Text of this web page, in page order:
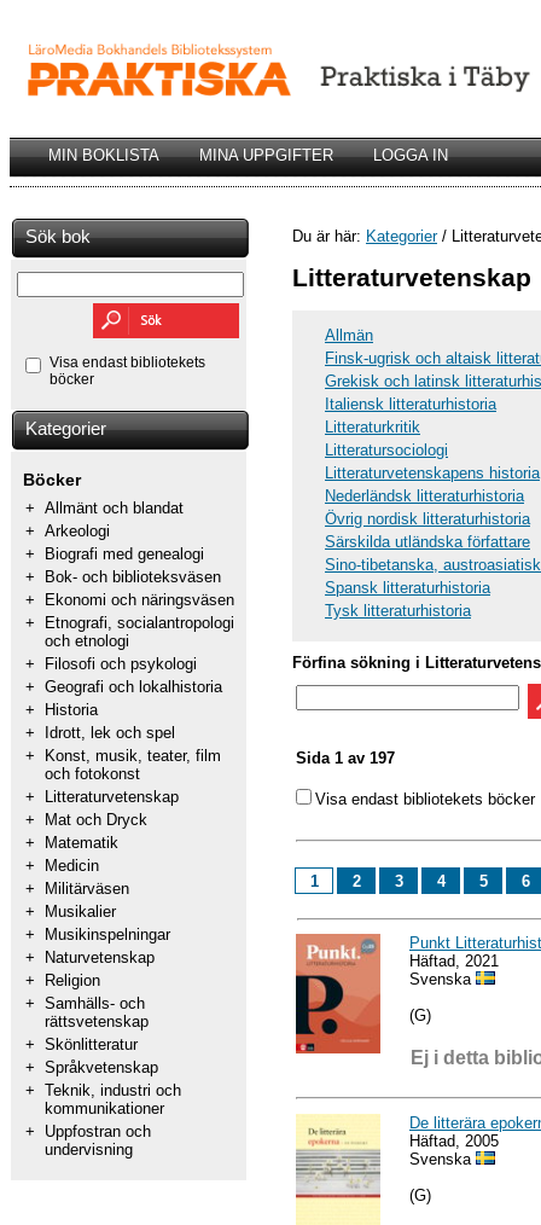
MIN BOKLISTA MINA UPPGIFTER LOGGA IN
Sök bok
Visa endast bibliotekets
böcker
Kategorier
Böcker
+ Allmänt och blandat
+ Arkeologi
+
Biografi med genealogi
+
Bok- och biblioteksväsen
+
Ekonomi och näringsväsen
+
Etnografi, socialantropologi
och etnologi
+
Filosofi och psykologi
+ Geografi och lokalhistoria
+
Historia
+
Idrott, lek och spel
+
Konst, musik, teater, film
och fotokonst
+
Litteraturvetenskap
+
Mat och Dryck
+
Matematik
+
Medicin
+
Militärväsen
+
Musikalier
+
Musikinspelningar
+
Naturvetenskap
+
Religion
+ Samhälls- och
rättsvetenskap
+ Skönlitteratur
+ Språkvetenskap
+ Teknik, industri och
kommunikationer
+
Uppfostran och
undervisning
Du är här: Kategorier/
Litteraturvetenskap
Allmän
Finsk-ugrisk och altaisk
Grekisk och latinsk
Italiensk litteraturhistoria
Litteraturkritik
Litteratursociologi
Litteraturvetenskapens historia
Nederländsk litteraturhistoria
Övrig nordisk litteraturhistoria
Särskilda utländska författare
Sino-tibetanska,
Spansk litteraturhistoria
Tysk litteraturhistoria
Förfina sökning i
Sida 1 av 197
Visa endast bibliotekets böcker
1 2 3 4 5 6
Punkt
Häftad, 2021
Svenska
(G)
Ej i detta
De litterära
Häftad, 2005
Svenska
(G)